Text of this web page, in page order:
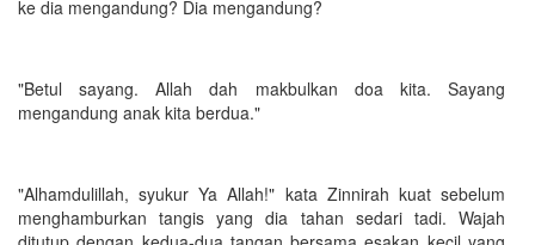
ke dia mengandung? Dia mengandung?
"Betul sayang. Allah dah makbulkan doa kita. Sayang
mengandung anak kita berdua."
"Alhamdulillah, syukur Ya Allah!" kata Zinnirah kuat sebelum
menghamburkan tangis yang dia tahan sedari tadi. Wajah